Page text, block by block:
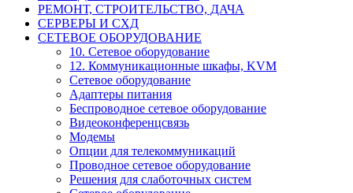
РЕМОНТ, СТРОИТЕЛЬСТВО, ДАЧА
СЕРВЕРЫ И СХД
СЕТЕВОЕ ОБОРУДОВАНИЕ
10. Сетевое оборудование
12. Коммуникационные шкафы, KVM
Cетевое оборудование
Адаптеры питания
Беспроводное сетевое оборудование
Видеоконференцсвязь
Модемы
Опции для телекоммуникаций
Проводное сетевое оборудование
Решения для слаботочных систем